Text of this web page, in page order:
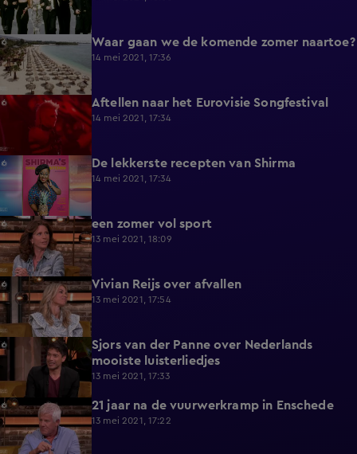
7:46 Waar gaan we de komende zomer naartoe?
14 mei 2021, 17:36
13:06 Aftellen naar het Eurovisie Songfestival
14 mei 2021, 17:34
2:06 De lekkerste recepten van Shirma
14 mei 2021, 17:34
11:58 een zomer vol sport
13 mei 2021, 18:09
6:44 Vivian Reijs over afvallen
13 mei 2021, 17:54
10:02
Sjors van der Panne over Nederlands
mooiste luisterliedjes
13 mei 2021, 17:33
9:38 21 jaar na de vuurwerkramp in Enschede
13 mei 2021, 17:22